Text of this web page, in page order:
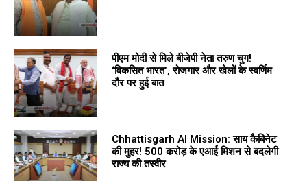
पीएम मोदी से मिले बीजेपी नेता तरुण चुग!
‘विकसित भारत’, रोजगार और खेलों के स्वर्णिम
दौर पर हुई बात
Chhattisgarh AI Mission: साय कैबिनेट
की मुहर! 500 करोड़ के एआई मिशन से बदलेगी
राज्य की तस्वीर